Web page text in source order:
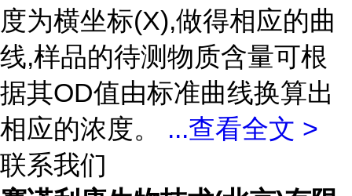
度为横坐标(X),做得相应的曲
线,样品的待测物质含量可根
据其OD值由标准曲线换算出
相应的浓度。 ...查看全文 >
联系我们